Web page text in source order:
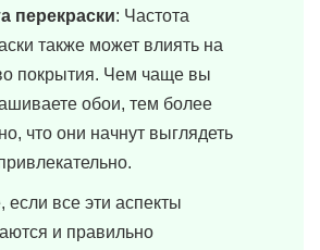
перекраски: Частота
также может влиять на
покрытия. Чем чаще вы
обои, тем более
что они начнут выглядеть
если все эти аспекты
и правильно